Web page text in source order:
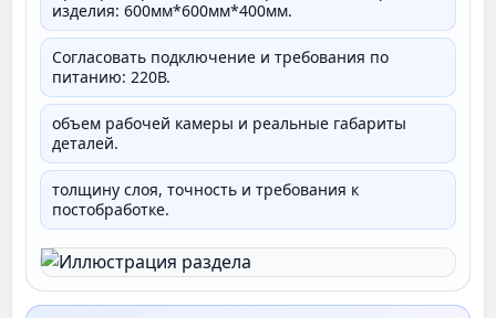
изделия: 600мм*600мм*400мм.
Согласовать подключение и требования по
питанию: 220В.
объем рабочей камеры и реальные габариты
деталей.
толщину слоя, точность и требования к
постобработке.